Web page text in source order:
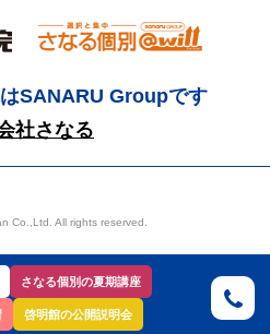
さなる個別の夏期講座
啓明館の公開説明会
SANARU Groupです
社さなる
Co.,Ltd. All rights reserved.